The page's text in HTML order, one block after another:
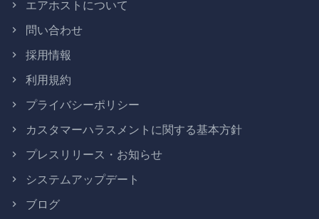
エアホストについて
問い合わせ
採用情報
利用規約
プライバシーポリシー
カスタマーハラスメントに関する基本方針
プレスリリース・お知らせ
システムアップデート
ブログ